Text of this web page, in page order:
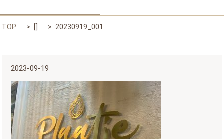
TOP [] 20230919_001
2023-09-19